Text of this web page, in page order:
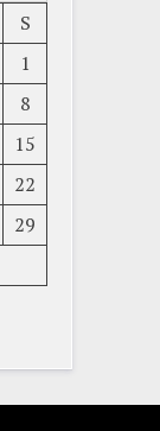
S
1
8
15
22
29